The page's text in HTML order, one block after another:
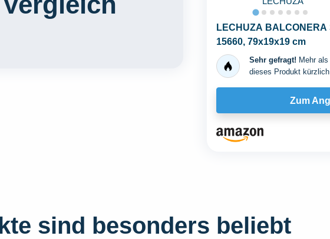
LECHUZA
15660, 79x19x19 cm
Sehr gefragt! Mehr
dieses Produkt
Zum
sind besonders beliebt